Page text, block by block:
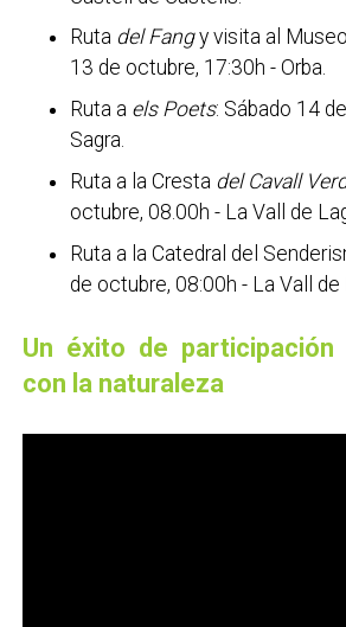
Ruta del Fangy visita al Museo
13 de octubre, 17:30h - Orba.
Ruta a els Poets: Sábado 14
Sagra.
Ruta a la Cresta del Cavall
octubre, 08.00h - La Vall de
Ruta a la Catedral del
de octubre, 08:00h - La Vall de
Un éxito de participación
con la naturaleza